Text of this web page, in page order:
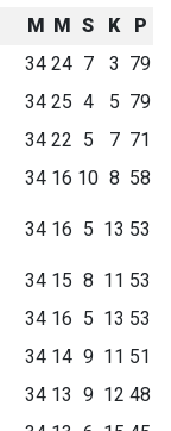
M M S K
P
34 24 7 3 79
34 25 4 5 79
34 22 5 7 71
34 16 10 8 58
34 16 5 13 53
34 15 8 11 53
34 16 5 13 53
34 14 9 11 51
34 13 9 12 48